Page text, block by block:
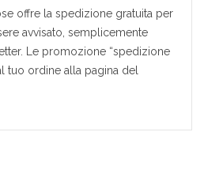
offre la spedizione gratuita per
avvisato, semplicemente
Le promozione “spedizione
tuo ordine alla pagina del